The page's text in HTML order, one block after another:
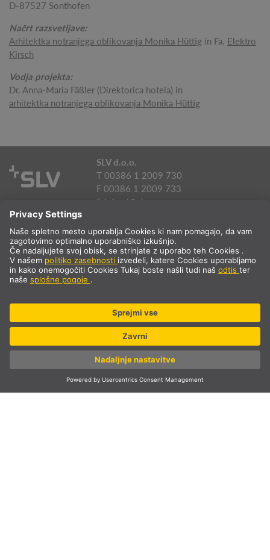
D-87527 Sonthofen
Načrt razsvetljave:
Arhitektka notranjega oblikovanja Monika Hüttig in Fa. Elektro
Kirsch
Vodja projekta:
Dr. Anna-Maria Fäßler (Direktorica hotela) in
arhitektka notranjega oblikovanja Monika Hüttig
SLV d.o.o.
T 00386 1 2009 730
F 00386 1 2009 733
E info.si@slv.com
PODJETJE IN STORITEV
RAZSVETLJAVA PROSTOROV
SLEDITE NAM